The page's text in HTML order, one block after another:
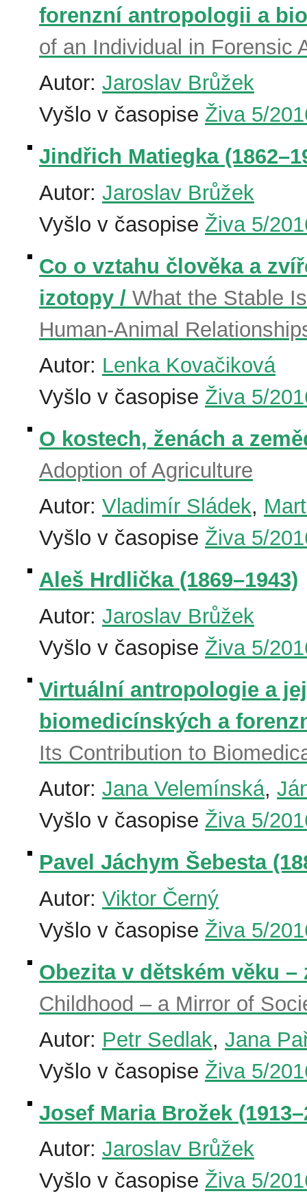
forenzní antropologii a
of an Individual in Forensic
Autor: Jaroslav Brůžek
Vyšlo v časopise Živa 5/
Jindřich Matiegka
Autor: Jaroslav Brůžek
Vyšlo v časopise Živa 5/
Co o vztahu člověka a
izotopy / What the Stable
Human-Animal
Autor: Lenka Kovačiková
Vyšlo v časopise Živa 5/
O kostech, ženách a
Adoption of Agriculture
Autor: Vladimír Sládek,
Vyšlo v časopise Živa 5/
Aleš Hrdlička (1869–1943)
Autor: Jaroslav Brůžek
Vyšlo v časopise Živa 5/
Virtuální antropologie a
biomedicínských a
Its Contribution to
Autor: Jana Velemínská,
Vyšlo v časopise Živa 5/
Pavel Jáchym Šebesta
Autor: Viktor Černý
Vyšlo v časopise Živa 5/
Obezita v dětském věku
Childhood – a Mirror of
Autor: Petr Sedlak, Jana
Vyšlo v časopise Živa 5/
Josef Maria Brožek
Autor: Jaroslav Brůžek
Vyšlo v časopise Živa 5/